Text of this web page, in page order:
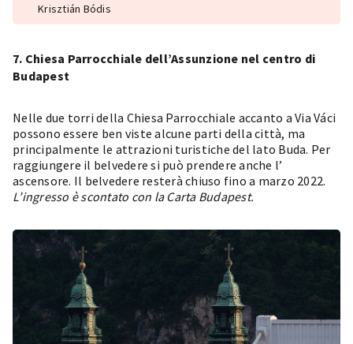
Krisztián Bódis
7. Chiesa Parrocchiale dell’Assunzione nel centro di
Budapest
Nelle due torri della Chiesa Parrocchiale accanto a Via Váci
possono essere ben viste alcune parti della città, ma
principalmente le attrazioni turistiche del lato Buda. Per
raggiungere il belvedere si può prendere anche l’
ascensore. Il belvedere resterà chiuso fino a marzo 2022.
L’ingresso è scontato con la Carta Budapest.